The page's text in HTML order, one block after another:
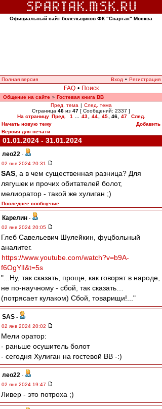
Официальный сайт болельщиков ФК "Спартак" Москва
Полная версия Вход • Регистрация
FAQ • Поиск
Общение на сайте » Гостевая книга ВВ
Пред. тема | След. тема
Страница 46 из 47 [ Сообщений: 2337 ]
На страницу Пред. 1 43 44 45 46, 47
След.
Начать новую тему
Добавить
Версия для печати
01.01.2024 - 31.01.2024
лео22 -
02 янв 2024 20:31
SAS , а в чем существенная разница? Для
лягушек и прочих обитателей болот,
мелиоратор - такой же хулиган ;)
Последнее сообщение
Карелин -
02 янв 2024 20:05
Глеб Савельевич Шулейкин, фуцбольный
аналитег.
https://www.youtube.com/watch?v=b9A-
f6OgYlI&t=5s
"...Ну, так сказать, проще, как говорят в народе,
не по-научному - сбой, так сказать…
(потрясает кулаком) Сбой, товарищи!..."
SAS -
02 янв 2024 20:02
Мели оратор:
- раньше осушитель болот
- сегодня Хулиган на гостевой ВВ -:)
лео22 -
02 янв 2024 19:47
Ливер - это потроха ;)